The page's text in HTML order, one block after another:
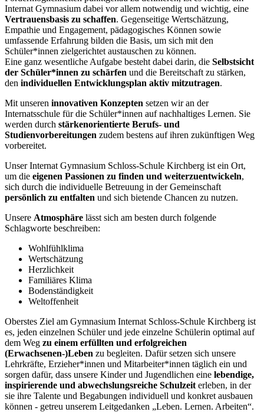
Internat Gymnasium dabei vor allem notwendig und wichtig, eine
Vertrauensbasis zu schaffen. Gegenseitige Wertschätzung,
Empathie und Engagement, pädagogisches Können sowie
umfassende Erfahrung bilden die Basis, um sich mit den
Schüler*innen zielgerichtet austauschen zu können.
Eine ganz wesentliche Aufgabe besteht dabei darin, die Selbstsicht
der Schüler*innen zu schärfen und die Bereitschaft zu stärken,
den individuellen Entwicklungsplan aktiv mitzutragen.
Mit unseren innovativen Konzepten setzen wir an der
Internatsschule für die Schüler*innen auf nachhaltiges Lernen. Sie
werden durch stärkenorientierte Berufs- und
Studienvorbereitungen zudem bestens auf ihren zukünftigen Weg
vorbereitet.
Unser Internat Gymnasium Schloss-Schule Kirchberg ist ein Ort,
um die eigenen Passionen zu finden und weiterzuentwickeln,
sich durch die individuelle Betreuung in der Gemeinschaft
persönlich zu entfalten und sich bietende Chancen zu nutzen.
Unsere Atmosphäre lässt sich am besten durch folgende
Schlagworte beschreiben:
Wohlfühlklima
Wertschätzung
Herzlichkeit
Familiäres Klima
Bodenständigkeit
Weltoffenheit
Oberstes Ziel am Gymnasium Internat Schloss-Schule Kirchberg ist
es, jeden einzelnen Schüler und jede einzelne Schülerin optimal auf
dem Weg zu einem erfüllten und erfolgreichen
(Erwachsenen-)Leben zu begleiten. Dafür setzen sich unsere
Lehrkräfte, Erzieher*innen und Mitarbeiter*innen täglich ein und
sorgen dafür, dass unsere Kinder und Jugendlichen eine lebendige,
inspirierende und abwechslungsreiche Schulzeit erleben, in der
sie ihre Talente und Begabungen individuell und konkret ausbauen
können - getreu unserem Leitgedanken „Leben. Lernen. Arbeiten“.